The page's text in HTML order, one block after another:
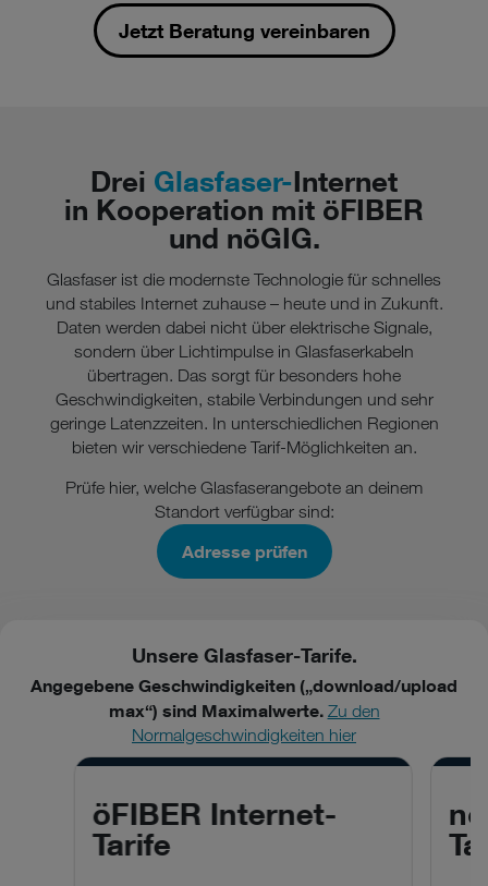
Jetzt Beratung vereinbaren
Drei Glasfaser-Internet
in Kooperation mit öFIBER
und nöGIG.
Glasfaser ist die modernste Technologie für schnelles
und stabiles Internet zuhause – heute und in Zukunft.
Daten werden dabei nicht über elektrische Signale,
sondern über Lichtimpulse in Glasfaserkabeln
übertragen. Das sorgt für besonders hohe
Geschwindigkeiten, stabile Verbindungen und sehr
geringe Latenzzeiten. In unterschiedlichen Regionen
bieten wir verschiedene Tarif-Möglichkeiten an.
Prüfe hier, welche Glasfaserangebote an deinem
Standort verfügbar sind:
Adresse prüfen
Unsere Glasfaser-Tarife.
Angegebene Geschwindigkeiten („download/upload
max“) sind Maximalwerte. Zu den
Normalgeschwindigkeiten hier
öFIBER Internet-
Tarife